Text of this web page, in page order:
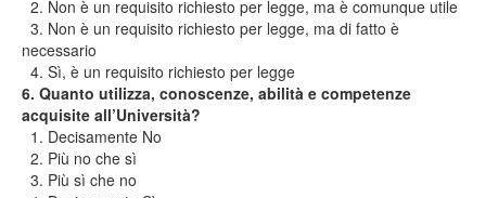
2. Non è un requisito richiesto per legge, ma è comunque utile
3. Non è un requisito richiesto per legge, ma di fatto è
necessario
4. Sì, è un requisito richiesto per legge
6. Quanto utilizza, conoscenze, abilità e competenze
acquisite all’Università?
1. Decisamente No
2. Più no che sì
3. Più sì che no